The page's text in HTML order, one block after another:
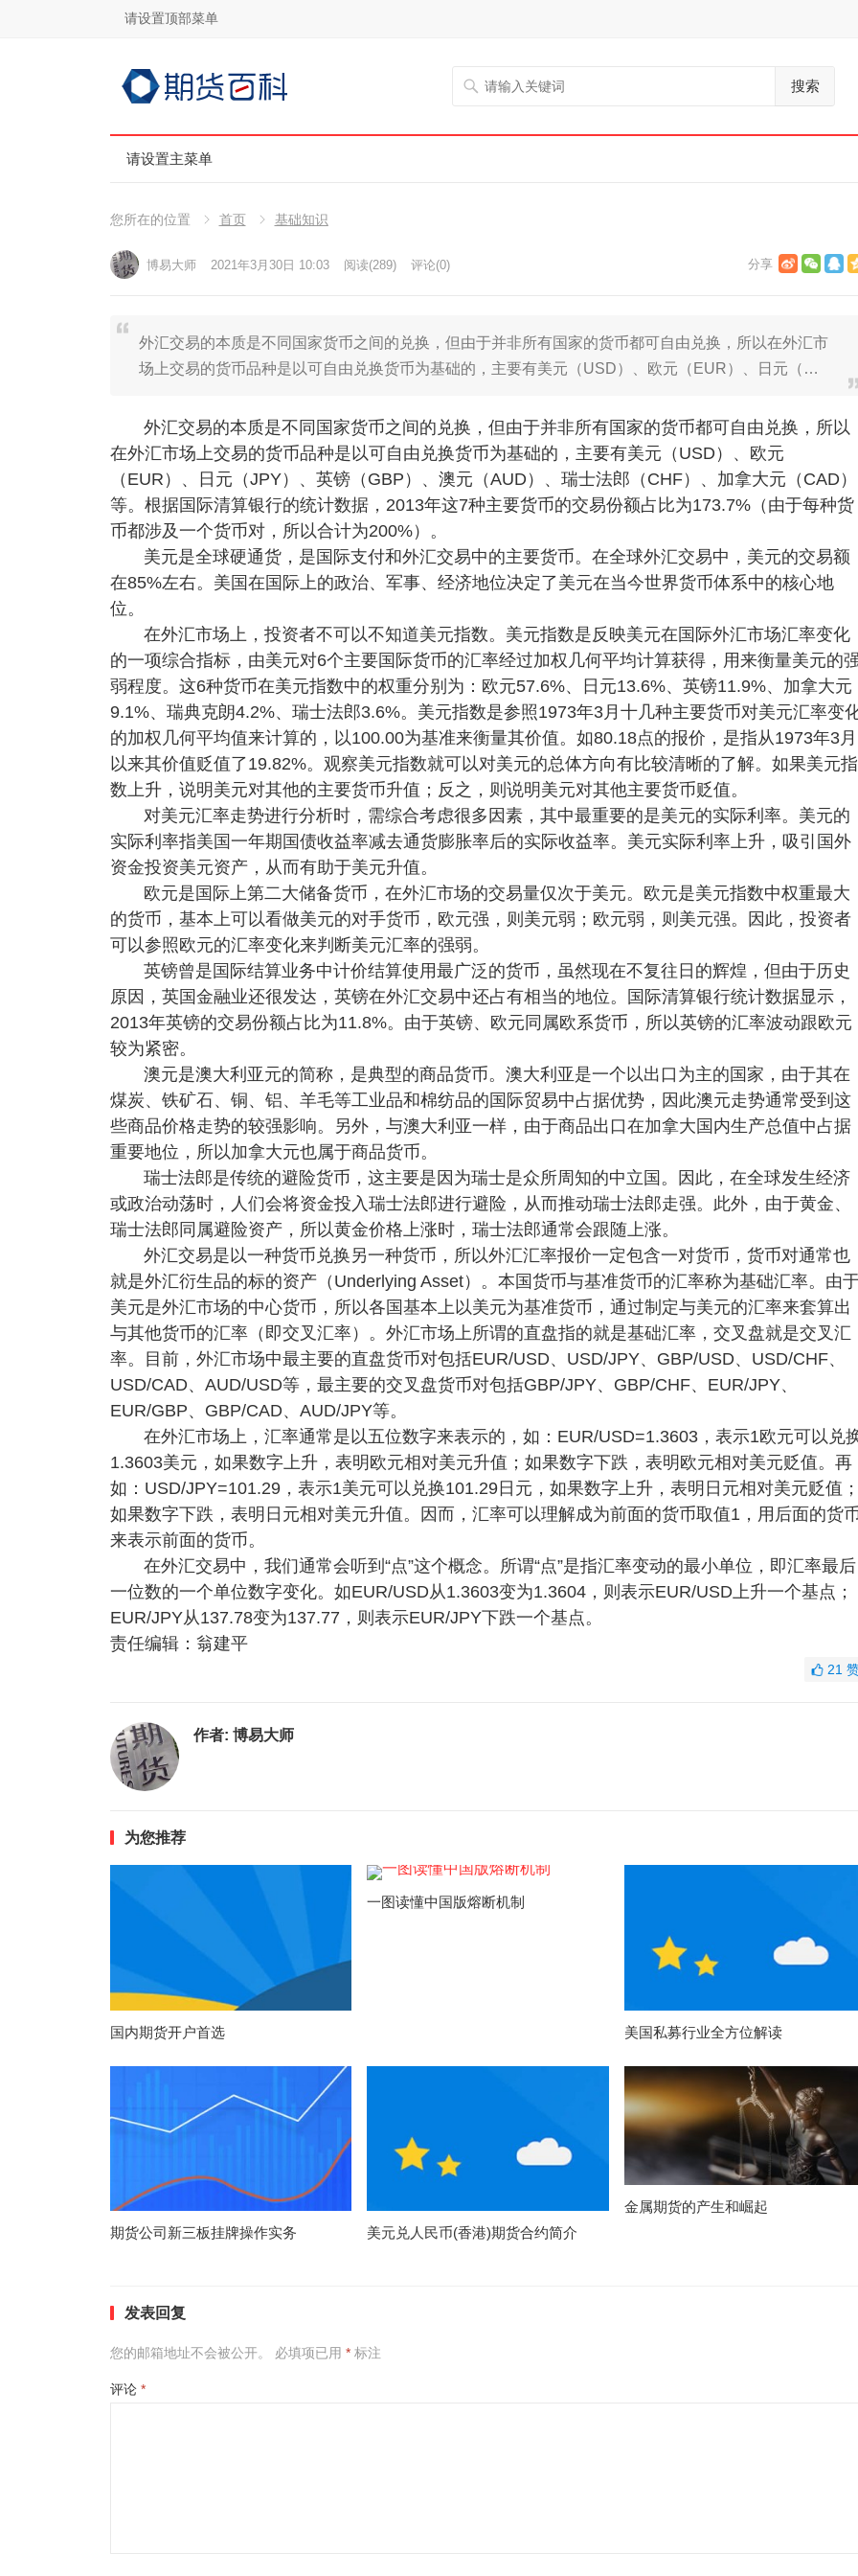
请设置顶部菜单
搜索
请设置主菜单
您所在的位置 首页 基础知识
博易大师 2021年3月30日 10:03 阅读(289) 评论(0)
外汇交易的本质是不同国家货币之间的兑换，但由于并非所有国家的货币都可自由兑换，所以在外汇市
场上交易的货币品种是以可自由兑换货币为基础的，主要有美元（USD）、欧元（EUR）、日元（…
外汇交易的本质是不同国家货币之间的兑换，但由于并非所有国家的货币都可自由兑换，所以
在外汇市场上交易的货币品种是以可自由兑换货币为基础的，主要有美元（USD）、欧元
（EUR）、日元（JPY）、英镑（GBP）、澳元（AUD）、瑞士法郎（CHF）、加拿大元（CAD）
等。根据国际清算银行的统计数据，2013年这7种主要货币的交易份额占比为173.7%（由于每种货
币都涉及一个货币对，所以合计为200%）。
美元是全球硬通货，是国际支付和外汇交易中的主要货币。在全球外汇交易中，美元的交易额
在85%左右。美国在国际上的政治、军事、经济地位决定了美元在当今世界货币体系中的核心地
位。
在外汇市场上，投资者不可以不知道美元指数。美元指数是反映美元在国际外汇市场汇率变化
的一项综合指标，由美元对6个主要国际货币的汇率经过加权几何平均计算获得，用来衡量美元的
弱程度。这6种货币在美元指数中的权重分别为：欧元57.6%、日元13.6%、英镑11.9%、加拿大元
9.1%、瑞典克朗4.2%、瑞士法郎3.6%。美元指数是参照1973年3月十几种主要货币对美元汇率变
的加权几何平均值来计算的，以100.00为基准来衡量其价值。如80.18点的报价，是指从1973年3月
以来其价值贬值了19.82%。观察美元指数就可以对美元的总体方向有比较清晰的了解。如果美元指
数上升，说明美元对其他的主要货币升值；反之，则说明美元对其他主要货币贬值。
对美元汇率走势进行分析时，需综合考虑很多因素，其中最重要的是美元的实际利率。美元的
实际利率指美国一年期国债收益率减去通货膨胀率后的实际收益率。美元实际利率上升，吸引国外
资金投资美元资产，从而有助于美元升值。
欧元是国际上第二大储备货币，在外汇市场的交易量仅次于美元。欧元是美元指数中权重最大
的货币，基本上可以看做美元的对手货币，欧元强，则美元弱；欧元弱，则美元强。因此，投资者
可以参照欧元的汇率变化来判断美元汇率的强弱。
英镑曾是国际结算业务中计价结算使用最广泛的货币，虽然现在不复往日的辉煌，但由于历史
原因，英国金融业还很发达，英镑在外汇交易中还占有相当的地位。国际清算银行统计数据显示，
2013年英镑的交易份额占比为11.8%。由于英镑、欧元同属欧系货币，所以英镑的汇率波动跟欧元
较为紧密。
澳元是澳大利亚元的简称，是典型的商品货币。澳大利亚是一个以出口为主的国家，由于其在
煤炭、铁矿石、铜、铝、羊毛等工业品和棉纺品的国际贸易中占据优势，因此澳元走势通常受到这
些商品价格走势的较强影响。另外，与澳大利亚一样，由于商品出口在加拿大国内生产总值中占据
重要地位，所以加拿大元也属于商品货币。
瑞士法郎是传统的避险货币，这主要是因为瑞士是众所周知的中立国。因此，在全球发生经济
或政治动荡时，人们会将资金投入瑞士法郎进行避险，从而推动瑞士法郎走强。此外，由于黄金、
瑞士法郎同属避险资产，所以黄金价格上涨时，瑞士法郎通常会跟随上涨。
外汇交易是以一种货币兑换另一种货币，所以外汇汇率报价一定包含一对货币，货币对通常也
就是外汇衍生品的标的资产（Underlying Asset）。本国货币与基准货币的汇率称为基础汇率。由
美元是外汇市场的中心货币，所以各国基本上以美元为基准货币，通过制定与美元的汇率来套算出
与其他货币的汇率（即交叉汇率）。外汇市场上所谓的直盘指的就是基础汇率，交叉盘就是交叉汇
率。目前，外汇市场中最主要的直盘货币对包括EUR/USD、USD/JPY、GBP/USD、USD/CHF、
USD/CAD、AUD/USD等，最主要的交叉盘货币对包括GBP/JPY、GBP/CHF、EUR/JPY、
EUR/GBP、GBP/CAD、AUD/JPY等。
在外汇市场上，汇率通常是以五位数字来表示的，如：EUR/USD=1.3603，表示1欧元可以兑
1.3603美元，如果数字上升，表明欧元相对美元升值；如果数字下跌，表明欧元相对美元贬值。再
如：USD/JPY=101.29，表示1美元可以兑换101.29日元，如果数字上升，表明日元相对美元贬值；
如果数字下跌，表明日元相对美元升值。因而，汇率可以理解成为前面的货币取值1，用后面的货币
来表示前面的货币。
在外汇交易中，我们通常会听到“点”这个概念。所谓“点”是指汇率变动的最小单位，即汇率最后
一位数的一个单位数字变化。如EUR/USD从1.3603变为1.3604，则表示EUR/USD上升一个基点；
EUR/JPY从137.78变为137.77，则表示EUR/JPY下跌一个基点。
责任编辑：翁建平
21
作者: 博易大师
为您推荐
国内期货开户首选
一图读懂中国版熔断机制
美国私募行业全方位解读
期货公司新三板挂牌操作实务 美元兑人民币(香港)期货合约简介
金属期货的产生和崛起
发表回复
您的邮箱地址不会被公开。 必填项已用 *标注
评论 *